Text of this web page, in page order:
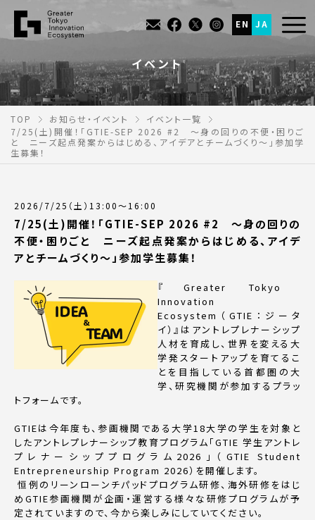
EN JA
イベント
TOP お知らせ・イベント
イベント一覧
7/25(土)開催！「GTIE-SEP 2026 #2 ～身の回りの不便・困りご
と ニーズ起点発案からはじめる、アイデアとチームづくり～」参加学
生募集！
2026/7/25（土）13:00～16:00
7/25(土)開催！「GTIE-SEP 2026 #2 ～身の回りの
不便・困りごと ニーズ起点発案からはじめる、アイデ
アとチームづくり～」参加学生募集！
『Greater Tokyo
Innovation
Ecosystem（GTIE：ジータ
イ）』はアントレプレナーシップ
人材を育成し、世界を変える大
学発スタートアップを育てるこ
とを目指している首都圏の大
学、研究機関が参加するプラッ
トフォームです。
GTIEは今年度も、参画機関である⼤学18大学の学生を対象と
したアントレプレナーシップ教育プログラム「GTIE 学生アントレ
プレナーシッププログラム2026」（GTIE Student
Entrepreneurship Program 2026）を開催します。
恒例のリーンローンチパッドプログラム研修、海外研修をはじ
めGTIE参画機関が企画・運営する様々な研修プログラムが予
定されていますので、今から楽しみにしていてください。